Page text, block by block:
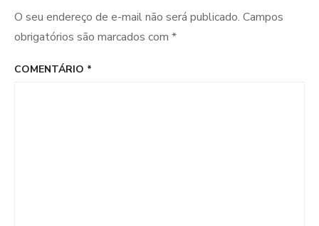
O seu endereço de e-mail não será publicado. Campos
obrigatórios são marcados com *
COMENTÁRIO *